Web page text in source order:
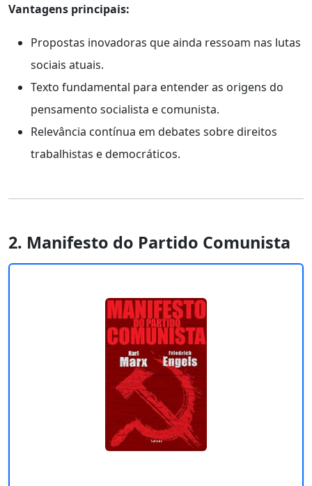
Vantagens principais:
Propostas inovadoras que ainda ressoam nas lutas
sociais atuais.
Texto fundamental para entender as origens do
pensamento socialista e comunista.
Relevância contínua em debates sobre direitos
trabalhistas e democráticos.
2. Manifesto do Partido Comunista